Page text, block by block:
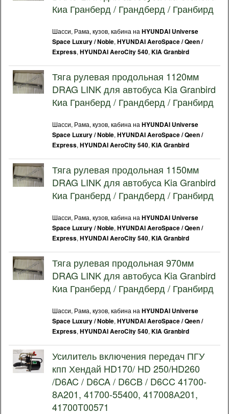
Киа Гранберд / Грандберд / Гранбирд
Шасси, Рама, кузов, кабина на HYUNDAI Universe
Space Luxury / Noble, HYUNDAI AeroSpace / Qeen /
Express, HYUNDAI AeroCity 540, KIA Granbird
Тяга рулевая продольная 1120мм
DRAG LINK для автобуса Kia Granbird
Киа Гранберд / Грандберд / Гранбирд
Шасси, Рама, кузов, кабина на HYUNDAI Universe
Space Luxury / Noble, HYUNDAI AeroSpace / Qeen /
Express, HYUNDAI AeroCity 540, KIA Granbird
Тяга рулевая продольная 1150мм
DRAG LINK для автобуса Kia Granbird
Киа Гранберд / Грандберд / Гранбирд
Шасси, Рама, кузов, кабина на HYUNDAI Universe
Space Luxury / Noble, HYUNDAI AeroSpace / Qeen /
Express, HYUNDAI AeroCity 540, KIA Granbird
Тяга рулевая продольная 970мм
DRAG LINK для автобуса Kia Granbird
Киа Гранберд / Грандберд / Гранбирд
Шасси, Рама, кузов, кабина на HYUNDAI Universe
Space Luxury / Noble, HYUNDAI AeroSpace / Qeen /
Express, HYUNDAI AeroCity 540, KIA Granbird
Усилитель включения передач ПГУ
кпп Хендай HD170/ HD 250/HD260
/D6AC / D6CA / D6CB / D6CC 41700-
8А201, 41700-55400, 417008А201,
41700T00571